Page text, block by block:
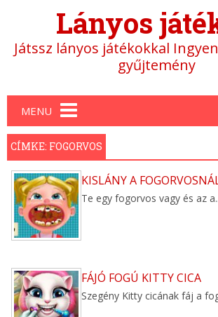
Lányos
Játssz lányos játékokkal
gyűjtemény
Main menu
MENU
CÍMKE: FOGORVOS
KISLÁNY A
Te egy fogorvos vagy és az
FÁJÓ FOGÚ KITTY CICA
Szegény Kitty cicának fáj a